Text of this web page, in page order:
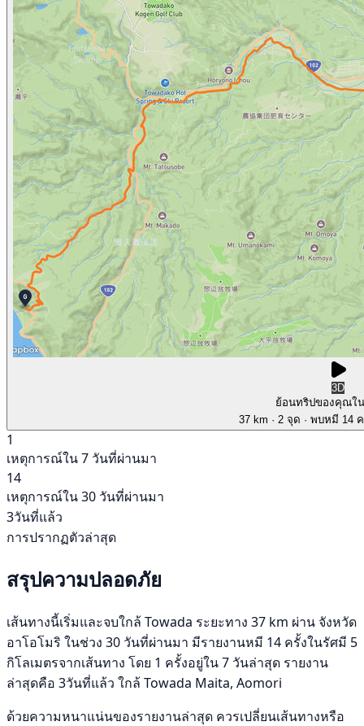
3D
ย้อนทริปของคุณใ
37 km · 2 จุด · พบหมี 14
1
เหตุการณ์ใน 7 วันที่ผ่านมา
14
เหตุการณ์ใน 30 วันที่ผ่านมา
3วันที่แล้ว
การปรากฏตัวล่าสุด
สรุปความปลอดภัย
เส้นทางนี้เริ่มและจบใกล้ Towada ระยะทาง 37 km ผ่าน จังหวัด
อาโอโมริ ในช่วง 30 วันที่ผ่านมา มีรายงานหมี 14 ครั้งในรัศมี 5
กิโลเมตรจากเส้นทาง โดย 1 ครั้งอยู่ใน 7 วันล่าสุด รายงาน
ล่าสุดคือ 3วันที่แล้ว ใกล้ Towada Maita, Aomori
ด้วยความหนาแน่นของรายงานล่าสุด ควรเปลี่ยนเส้นทางหรือ